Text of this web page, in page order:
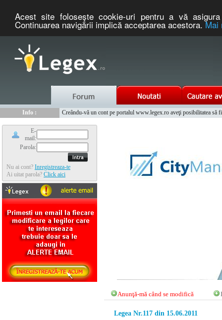
Acest site foloseşte cookie-uri pentru a vă
Continuarea navigării implică acceptarea acestora.Mai
Info :
www.tntauto.ro - Managementul Integrat al Parcului Auto
E-
mail:
Parola:
Nu ai cont? Inregistreaza-te
Ai uitat parola? Click aici
Anunţă-mă când se modifică
Legea Nr.117 din 15.06.2011